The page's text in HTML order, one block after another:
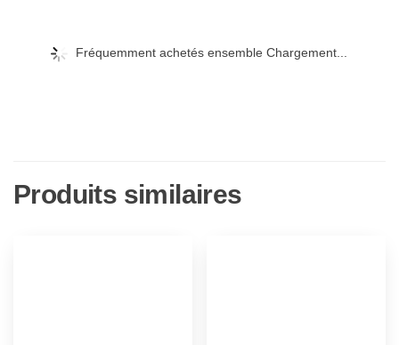
SteelBook]Fréquemment achetés ensemble Chargement...
Produits similaires